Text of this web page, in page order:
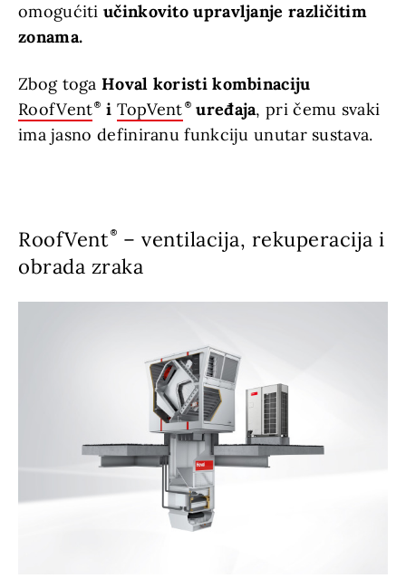
omogućiti učinkovito upravljanje različitim
zonama.
Zbog toga Hoval koristi kombinaciju
RoofVent
i TopVent uređaja, pri čemu svaki
ima jasno definiranu funkciju unutar sustava.
RoofVent
– ventilacija, rekuperacija i
obrada zraka